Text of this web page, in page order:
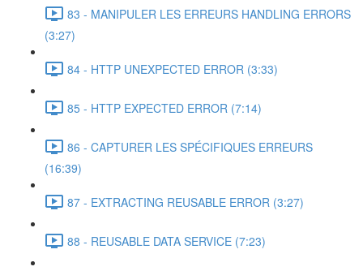
83 - MANIPULER LES ERREURS HANDLING ERRORS
(3:27)
84 - HTTP UNEXPECTED ERROR (3:33)
85 - HTTP EXPECTED ERROR (7:14)
86 - CAPTURER LES SPÉCIFIQUES ERREURS
(16:39)
87 - EXTRACTING REUSABLE ERROR (3:27)
88 - REUSABLE DATA SERVICE (7:23)